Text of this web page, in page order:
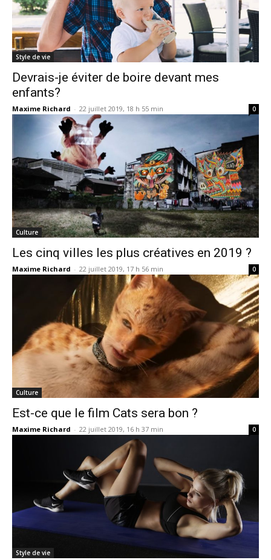
Style de vie
Devrais-je éviter de boire devant mes
enfants?
Maxime Richard - 22 juillet 2019, 18 h 55 min 0
Culture
Les cinq villes les plus créatives en 2019 ?
Maxime Richard - 22 juillet 2019, 17 h 56 min 0
Culture
Est-ce que le film Cats sera bon ?
Maxime Richard - 22 juillet 2019, 16 h 37 min 0
Style de vie